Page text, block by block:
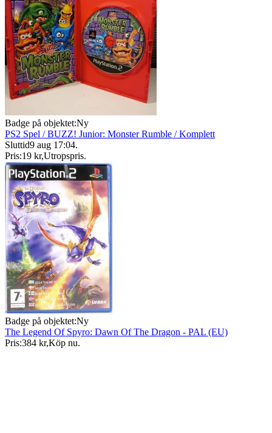
Badge på objektet:Ny
PS2 Spel / BUZZ! Junior: Monster Rumble / Komplett
Sluttid9 aug 17:04.
Pris:19 kr,Utropspris.
Badge på objektet:Ny
The Legend Of Spyro: Dawn Of The Dragon - PAL (EU)
Pris:384 kr,Köp nu.